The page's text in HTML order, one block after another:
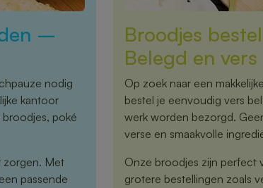
–
nodig
kantoor
poké
zorgen. Met
passende
Broodjes
Belegd en
Op zoek naar een
bestel je eenvoudig vers
werk worden bezorgd.
verse en smaakvolle
Onze broodjes zijn perfect
grotere bestellingen zoals